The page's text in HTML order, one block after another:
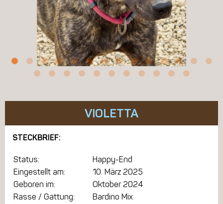
VIOLETTA
STECKBRIEF:
Status:
Happy-End
Eingestellt am:
10. März 2025
Geboren im:
Oktober 2024
Rasse / Gattung:
Bardino Mix